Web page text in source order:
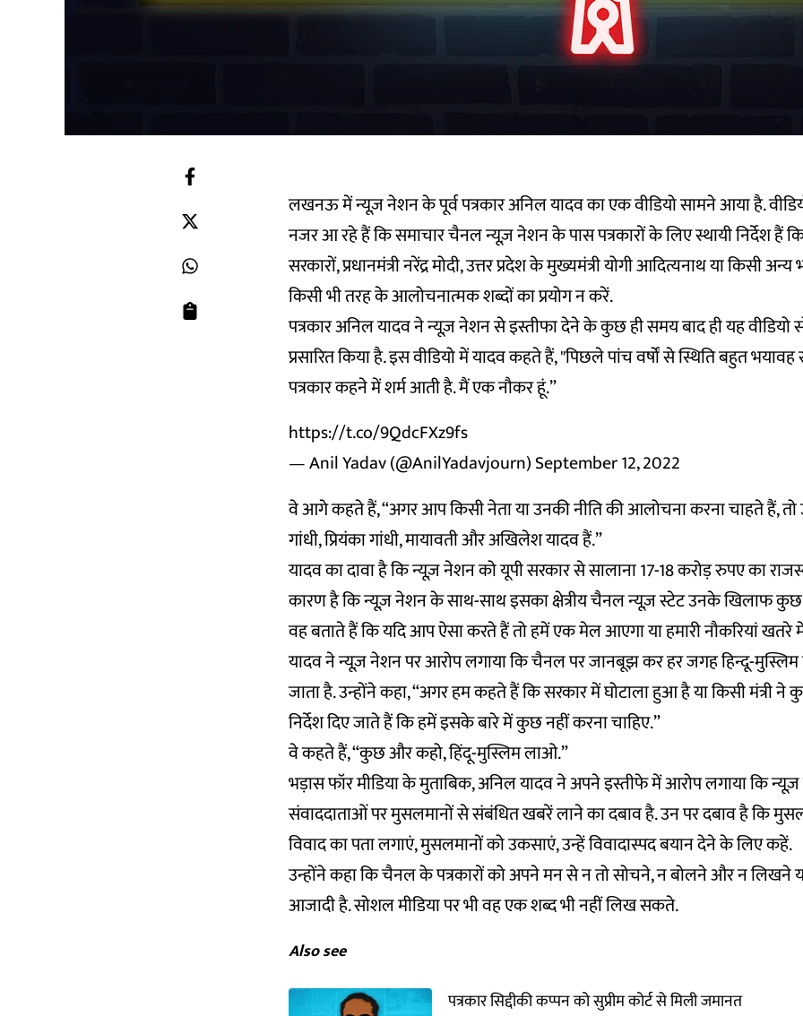
लखनऊ में न्यूज़ नेशन के पूर्व पत्रकार अनिल यादव का एक वीडियो सामने आया है.
नजर आ रहे हैं कि समाचार चैनल न्यूज़ नेशन के पास पत्रकारों के लिए स्थायी निर्देश हैं
सरकारों, प्रधानमंत्री नरेंद्र मोदी, उत्तर प्रदेश के मुख्यमंत्री योगी आदित्यनाथ या किसी
किसी भी तरह के आलोचनात्मक शब्दों का प्रयोग न करें.
पत्रकार अनिल यादव ने न्यूज़ नेशन से इस्तीफा देने के कुछ ही समय बाद ही यह वीडियो
प्रसारित किया है. इस वीडियो में यादव कहते हैं, "पिछले पांच वर्षों से स्थिति बहुत
पत्रकार कहने में शर्म आती है. मैं एक नौकर हूं.”
https://t.co/9QdcFXz9fs
— Anil Yadav (@AnilYadavjourn)September 12, 2022
वे आगे कहते हैं, “अगर आप किसी नेता या उनकी नीति की आलोचना करना चाहते हैं,
गांधी, प्रियंका गांधी, मायावती और अखिलेश यादव हैं.”
यादव का दावा है कि न्यूज़ नेशन को यूपी सरकार से सालाना 17-18 करोड़ रुपए का
कारण है कि न्यूज़ नेशन के साथ-साथ इसका क्षेत्रीय चैनल न्यूज़ स्टेट उनके खिलाफ
वह बताते हैं कि यदि आप ऐसा करते हैं तो हमें एक मेल आएगा या हमारी नौकरियां खतरे
यादव ने न्यूज़ नेशन पर आरोप लगाया कि चैनल पर जानबूझ कर हर जगह हिन्दू-
जाता है. उन्होंने कहा, “अगर हम कहते हैं कि सरकार में घोटाला हुआ है या किसी मंत्री ने
निर्देश दिए जाते हैं कि हमें इसके बारे में कुछ नहीं करना चाहिए.”
वे कहते हैं, “कुछ और कहो, हिंदू-मुस्लिम लाओ.”
भड़ास फॉर मीडियाके मुताबिक, अनिल यादव ने अपने इस्तीफे में आरोप लगाया कि
संवाददाताओं पर मुसलमानों से संबंधित खबरें लाने का दबाव है. उन पर दबाव है कि
विवाद का पता लगाएं, मुसलमानों को उकसाएं, उन्हें विवादास्पद बयान देने के लिए कहें.
उन्होंने कहा कि चैनल के पत्रकारों को अपने मन से न तो सोचने, न बोलने और न लिखने
आजादी है. सोशल मीडिया पर भी वह एक शब्द भी नहीं लिख सकते.
Also see
पत्रकार सिद्दीकी कप्पन को सुप्रीम कोर्ट से मिली जमानत